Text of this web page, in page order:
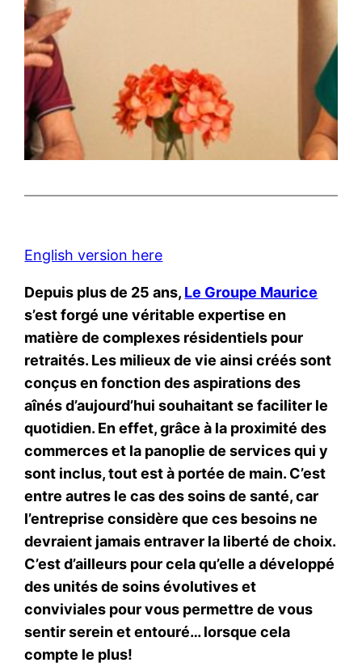
English version here
Depuis plus de 25 ans, Le Groupe Maurice
s’est forgé une véritable expertise en
matière de complexes résidentiels pour
retraités. Les milieux de vie ainsi créés sont
conçus en fonction des aspirations des
aînés d’aujourd’hui souhaitant se faciliter le
quotidien. En effet, grâce à la proximité des
commerces et la panoplie de services qui y
sont inclus, tout est à portée de main. C’est
entre autres le cas des soins de santé, car
l’entreprise considère que ces besoins ne
devraient jamais entraver la liberté de choix.
C’est d’ailleurs pour cela qu’elle a développé
des unités de soins évolutives et
conviviales pour vous permettre de vous
sentir serein et entouré… lorsque cela
compte le plus!